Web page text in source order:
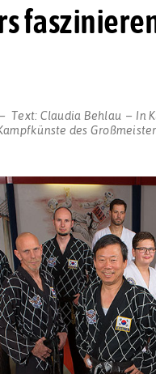
Text: Claudia Behlau In
des